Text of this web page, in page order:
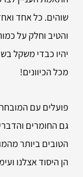
שוהים. כל אחד
והטיב וחלק על
יהיו כבדי משקל
מכל הכיוונים!
פועלים עם
גם החומרים
הטובים ביותר
הן היסוד אצלנו